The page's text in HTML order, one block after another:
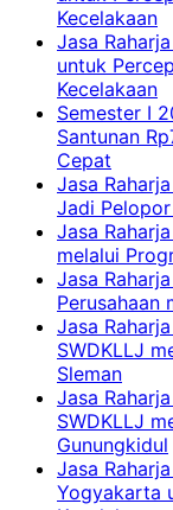
Kecelakaan
Jasa
untuk
Kecelakaan
Semester I
Santunan
Cepat
Jasa
Jadi
Jasa
melalui
Jasa
Perusahaan
Jasa
SWDKLLJ
Sleman
Jasa
SWDKLLJ
Gunungkidul
Jasa
Yogyakarta